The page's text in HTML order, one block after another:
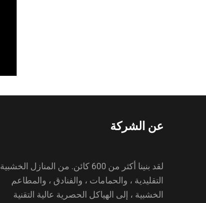
عن الشركة
لقد بنينا أكثر من 600 كائن. من المنازل الخشبية
التقليدية ، والحمامات ، والفنادق ، والمطاعم
الخشبية ، إلى الهياكل الحصرية عالية التقنية